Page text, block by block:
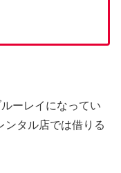
ーレイになってい
ンタル店では借りる